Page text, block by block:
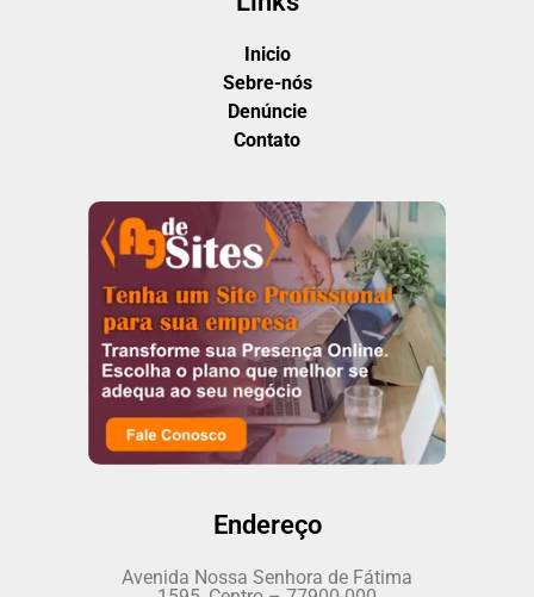
Inicio
Sebre-nós
Denúncie
Contato
Endereço
Avenida Nossa Senhora de Fátima